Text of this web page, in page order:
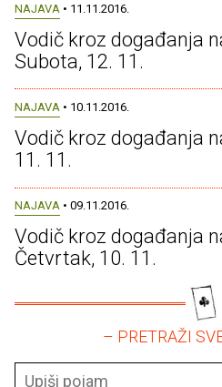
NAJAVA • 11.11.2016.
Vodič kroz događanja
Subota, 12. 11.
NAJAVA • 10.11.2016.
Vodič kroz događanja
11. 11.
NAJAVA • 09.11.2016.
Vodič kroz događanja
Četvrtak, 10. 11.
– PRETRAŽI